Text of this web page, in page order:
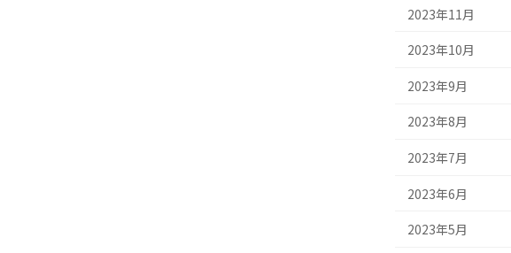
2023年11月
2023年10月
2023年9月
2023年8月
2023年7月
2023年6月
2023年5月